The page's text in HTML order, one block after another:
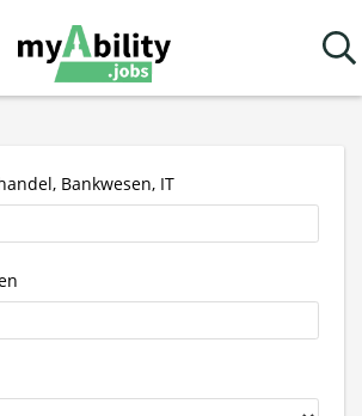
Bankwesen, IT